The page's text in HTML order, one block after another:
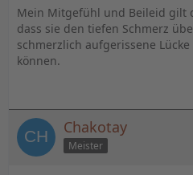
Mein Mitgefühl und Beileid gilt
dass sie den tiefen Schmerz
schmerzlich aufgerissene
können.
Chakotay
Meister